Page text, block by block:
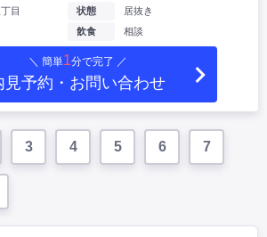
目
状態
居抜き
飲食
相談
＼ 簡単1分で完了 ／
見予約・お問い合わせ
3 4 5 6 7